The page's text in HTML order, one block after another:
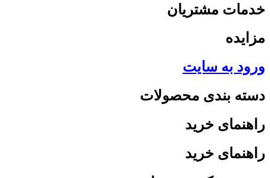
خدمات مشتریان
مزایده
ورود به سایت
دسته بندی محصولات
راهنمای خرید
راهنمای خرید